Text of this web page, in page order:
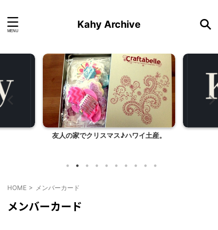
Kahy Archive
友人の家でクリスマス♪ハワイ土産。
HOME > メンバーカード
メンバーカード